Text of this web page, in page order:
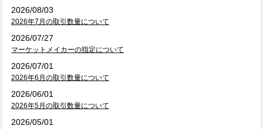
2026/08/03
2026年7月の取引数量について
2026/07/27
マーケットメイカーの指定について
2026/07/01
2026年6月の取引数量について
2026/06/01
2026年5月の取引数量について
2026/05/01